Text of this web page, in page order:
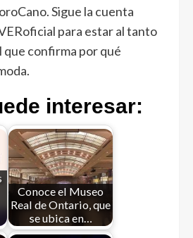
Sigue la cuenta
para estar al tanto
que confirma por qué
interesar:
Conoce el Museo
Real de Ontario, que
se ubica en…